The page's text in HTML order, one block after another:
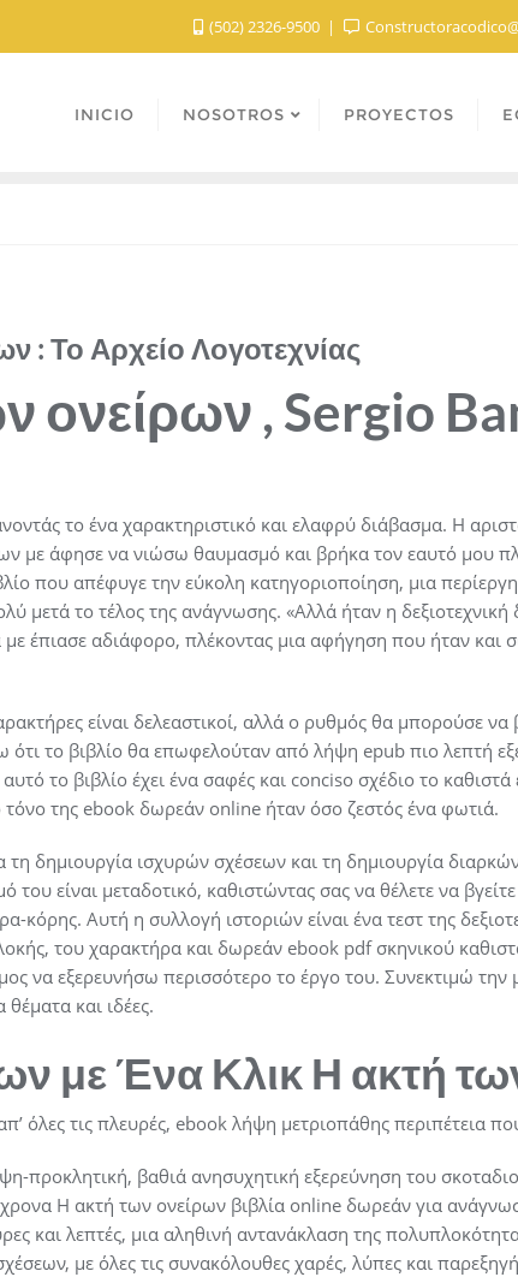
(502) 2326-9500
INICIO NOSOTROS PROYECTOS
: Το Αρχείο Λογοτεχνίας
ονείρων , Sergio
το ένα χαρακτηριστικό και ελαφρύ διάβασμα. Η
με άφησε να νιώσω θαυμασμό και βρήκα τον εαυτό μου
που απέφυγε την εύκολη κατηγοριοποίηση, μια
μετά το τέλος της ανάγνωσης. «Αλλά ήταν η δεξιοτεχνική
έπιασε αδιάφορο, πλέκοντας μια αφήγηση που ήταν και
είναι δελεαστικοί, αλλά ο ρυθμός θα μπορούσε να
ότι το βιβλίο θα επωφελούταν από λήψη epub πιο λεπτή
το βιβλίο έχει ένα σαφές και conciso σχέδιο το
τόνο της ebook δωρεάν online ήταν όσο ζεστός ένα φωτιά.
δημιουργία ισχυρών σχέσεων και τη δημιουργία
του είναι μεταδοτικό, καθιστώντας σας να θέλετε να
κόρης. Αυτή η συλλογή ιστοριών είναι ένα τεστ της
του χαρακτήρα και δωρεάν ebook pdf σκηνικού
να εξερευνήσω περισσότερο το έργο του. Συνεκτιμώ
θέματα και ιδέες.
με Ένα Κλικ Η ακτή
όλες τις πλευρές, ebook λήψη μετριοπάθης περιπέτεια
προκλητική, βαθιά ανησυχητική εξερεύνηση του
Η ακτή των ονείρων βιβλία online δωρεάν για
και λεπτές, μια αληθινή αντανάκλαση της
με όλες τις συνακόλουθες χαρές, λύπες και